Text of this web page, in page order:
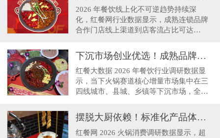
2026 年餐饮线上化不可逆趋势持续深
化，红餐网行业数据显示，成熟连锁品牌
合作门店线上渠道到店客流占比可达
社群已经成为门店稳定拓客
下沉市场创业优选！成熟品牌适配县域消费，避开自主开店水土不服痛点
红餐大数据 2026 年餐饮行业调研数据显
示，当下火锅赛道核心增量市场集中在三
四线城市、县城、乡镇等下沉市场，全国
下沉市场消费习惯
摆脱大厨依赖！标准化产品体系，破解自主开店口味不稳定痛点
红餐网 2026 火锅消费调研数据显示，超